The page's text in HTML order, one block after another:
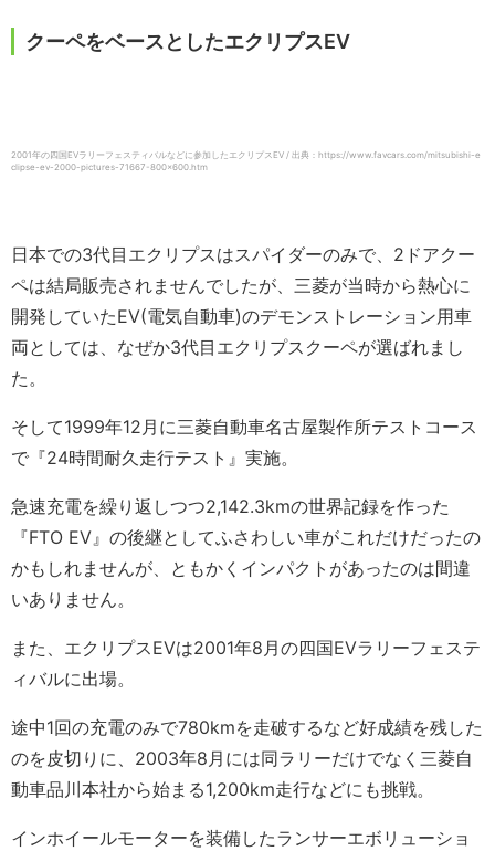
クーペをベースとしたエクリプスEV
2001年の四国EVラリーフェスティバルなどに参加したエクリプスEV / 出典：https://www.favcars.com/mitsubishi-e
clipse-ev-2000-pictures-71667-800×600.htm
日本での3代目エクリプスはスパイダーのみで、2ドアクー
ペは結局販売されませんでしたが、三菱が当時から熱心に
開発していたEV(電気自動車)のデモンストレーション用車
両としては、なぜか3代目エクリプスクーペが選ばれまし
た。
そして1999年12月に三菱自動車名古屋製作所テストコース
で『24時間耐久走行テスト』実施。
急速充電を繰り返しつつ2,142.3kmの世界記録を作った
『FTO EV』の後継としてふさわしい車がこれだけだったの
かもしれませんが、ともかくインパクトがあったのは間違
いありません。
また、エクリプスEVは2001年8月の四国EVラリーフェステ
ィバルに出場。
途中1回の充電のみで780kmを走破するなど好成績を残した
のを皮切りに、2003年8月には同ラリーだけでなく三菱自
動車品川本社から始まる1,200km走行などにも挑戦。
インホイールモーターを装備したランサーエボリューショ